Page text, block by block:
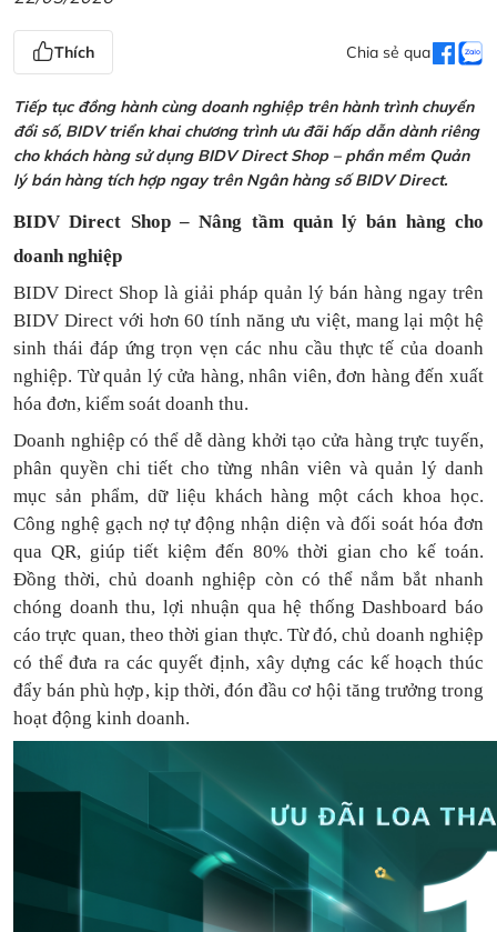
Thích Chia sẻ qua
Tiếp tục đồng hành cùng doanh nghiệp trên hành trình chuyển
đổi số, BIDV triển khai chương trình ưu đãi hấp dẫn dành riêng
cho khách hàng sử dụng BIDV Direct Shop – phần mềm Quản
lý bán hàng tích hợp ngay trên Ngân hàng số BIDV Direct.
BIDV Direct Shop – Nâng tầm quản lý bán hàng cho
doanh nghiệp
BIDV Direct Shop là giải pháp quản lý bán hàng ngay trên
BIDV Direct với hơn 60 tính năng ưu việt, mang lại một hệ
sinh thái đáp ứng trọn vẹn các nhu cầu thực tế của doanh
nghiệp. Từ quản lý cửa hàng, nhân viên, đơn hàng đến xuất
hóa đơn, kiểm soát doanh thu.
Doanh nghiệp có thể dễ dàng khởi tạo cửa hàng trực tuyến,
phân quyền chi tiết cho từng nhân viên và quản lý danh
mục sản phẩm, dữ liệu khách hàng một cách khoa học.
Công nghệ gạch nợ tự động nhận diện và đối soát hóa đơn
qua QR, giúp tiết kiệm đến 80% thời gian cho kế toán.
Đồng thời, chủ doanh nghiệp còn có thể nắm bắt nhanh
chóng doanh thu, lợi nhuận qua hệ thống Dashboard báo
cáo trực quan, theo thời gian thực. Từ đó, chủ doanh nghiệp
có thểđưa ra các quyết định, xây dựng các kế hoạch thúc
đẩy bán phù hợp, kịp thời, đón đầu cơ hội tăng trưởng trong
hoạt động kinh doanh.